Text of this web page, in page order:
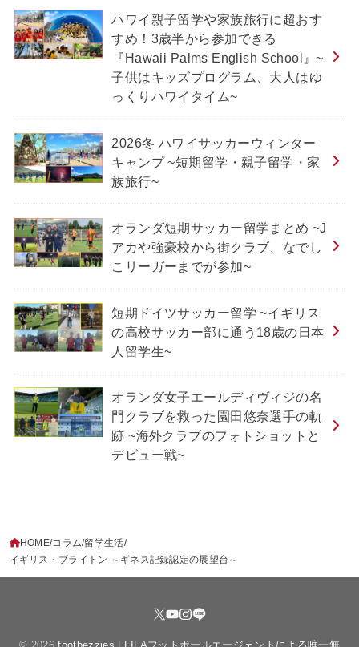
ハワイ親子留学や家族旅行に超おす
すめ！3歳半から参加できる
『Hawaii Palms English School』~
子供はキッズプログラム、大人はゆ
っくりハワイタイム~
2026冬 ハワイサッカーウィンター
キャンプ ~短期留学・親子留学・家
族旅行~
オランダ短期サッカー留学まとめ ~J
アカや強豪校から街クラブ、なでし
こリーガーまでが参加~
短期ドイツサッカー留学 ~イギリス
の高校サッカー部に通う18歳の日本
人留学生~
オランダ女子エールディヴィジの名
門クラブを救った園田悠奈選手の軌
跡 ~海外クラブのフォトショットと
デビュー戦~
HOME コラム 留学生活
イギリス・ブライトン ～ギネス記録認定の展望台～